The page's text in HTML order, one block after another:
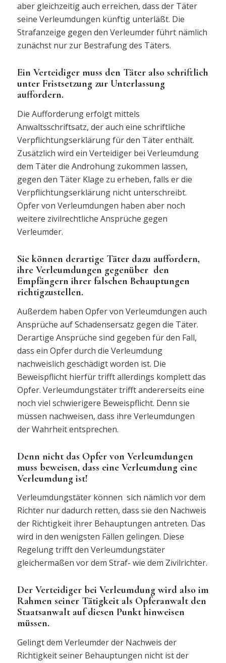
aber gleichzeitig auch erreichen, dass der Täter
seine Verleumdungen künftig unterläßt. Die
Strafanzeige gegen den Verleumder führt nämlich
zunächst nur zur Bestrafung des Täters.
Ein Verteidiger muss den Täter also schriftlich
unter Fristsetzung zur Unterlassung
auffordern.
Die Aufforderung erfolgt mittels
Anwaltsschriftsatz, der auch eine schriftliche
Verpflichtungserklärung für den Täter enthält.
Zusätzlich wird ein Verteidiger bei Verleumdung
dem Täter die Androhung zukommen lassen,
gegen den Täter Klage zu erheben, falls er die
Verpflichtungserklärung nicht unterschreibt.
Opfer von Verleumdungen haben aber noch
weitere zivilrechtliche Ansprüche gegen
Verleumder.
Sie können derartige Täter dazu auffordern,
ihre Verleumdungen gegenüber den
Empfängern ihrer falschen Behauptungen
richtigzustellen.
Außerdem haben Opfer von Verleumdungen auch
Ansprüche auf Schadensersatz gegen die Täter.
Derartige Ansprüche sind gegeben für den Fall,
dass ein Opfer durch die Verleumdung
nachweislich geschädigt worden ist. Die
Beweispflicht hierfür trifft allerdings komplett das
Opfer. Verleumdungstäter trifft andererseits eine
noch viel schwierigere Beweispflicht. Denn sie
müssen nachweisen, dass ihre Verleumdungen
der Wahrheit entsprechen.
Denn nicht das Opfer von Verleumdungen
muss beweisen, dass eine Verleumdung eine
Verleumdung ist!
Verleumdungstäter können sich nämlich vor dem
Richter nur dadurch retten, dass sie den Nachweis
der Richtigkeit ihrer Behauptungen antreten. Das
wird in den wenigsten Fällen gelingen. Diese
Regelung trifft den Verleumdungstäter
gleichermaßen vor dem Straf- wie dem Zivilrichter.
Der Verteidiger bei Verleumdung wird also im
Rahmen seiner Tätigkeit als Opferanwalt den
Staatsanwalt auf diesen Punkt hinweisen
müssen.
Gelingt dem Verleumder der Nachweis der
Richtigkeit seiner Behauptungen nicht ist der